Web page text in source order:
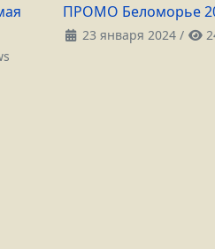
ПРОМО Беломорье
23 января 2024/